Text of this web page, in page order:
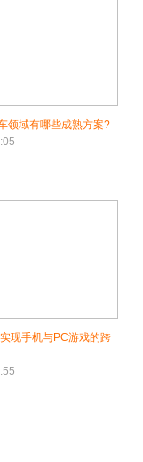
领域有哪些成熟方案?
现手机与PC游戏的跨